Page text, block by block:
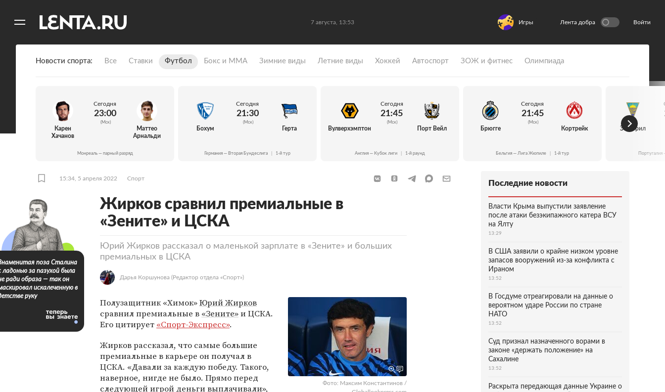
7 августа, 13:53 Игры Лента добра Войти
Новости спорта Все Ставки Футбол Бокс и ММА Зимние виды Летние виды Хоккей Автоспорт ЗОЖ и фитнес Олимпиада
Карен
Хачанов
Сегодня
23:00
(Мск)
Маттео
Арнальди
Монреаль — парный разряд
Бохум
Сегодня
21:30
(Мск)
Герта
Германия — Вторая Бундеслига 1-й тур
Вулверхэмптон
Сегодня
21:45
(Мск)
Порт Вейл
Англия — Кубок лиги 1-й раунд
Брюгге
Сегодня
21:45
(Мск)
Кортрейк
Бельгия — Лига Жюпиле 1-й тур
Эшторил
15:34, 5 апреля 2022 Спорт
Жирков сравнил премиальные в
«Зените» и ЦСКА
Юрий Жирков рассказал о маленькой зарплате в «Зените» и больших
премиальных в ЦСКА
Дарья Коршунова (Редактор отдела «Спорт»)
Фото: Максим Константинов /
Полузащитник «Химок»Юрий Жирков
сравнил премиальные в «Зените»и ЦСКА.
Его цитирует «Спорт-Экспресс».
Жирков рассказал, что самые большие
премиальные в карьере он получал в
ЦСКА. «Давали за каждую победу. Такого,
наверное, нигде не было. Прямо перед
следующей игрой деньги выплачивали»,
поза Сталина
ладонью за пазухой была
ради образа — так он
искалеченную в
руку
Последние новости
Власти Крыма выпустили заявление
после атаки безэкипажного катера ВСУ
на Ялту
13:29
В США заявили о крайне низком уровне
запасов вооружений из-за конфликта с
Ираном
13:52
В Госдуме отреагировали на данные о
вероятном ударе России по стране
НАТО
13:52
Суд признал назначенного ворами в
законе «держать положение» на
Сахалине
13:52
Раскрыта передающая данные Украине о